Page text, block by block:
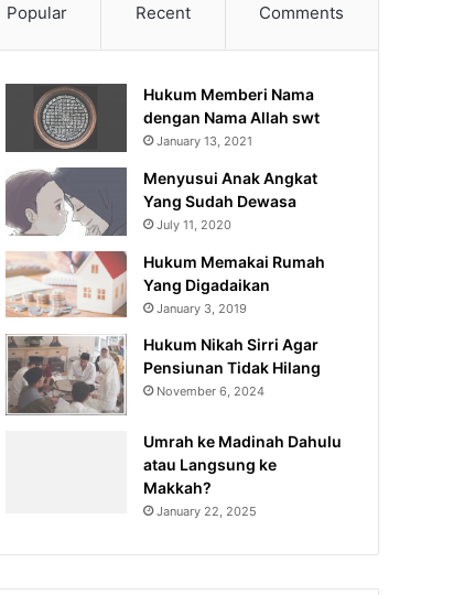
Popular Recent Comments
Hukum Memberi Nama
dengan Nama Allah swt
January 13, 2021
Menyusui Anak Angkat
Yang Sudah Dewasa
July 11, 2020
Hukum Memakai Rumah
Yang Digadaikan
January 3, 2019
Hukum Nikah Sirri Agar
Pensiunan Tidak Hilang
November 6, 2024
Umrah ke Madinah Dahulu
atau Langsung ke
Makkah?
January 22, 2025